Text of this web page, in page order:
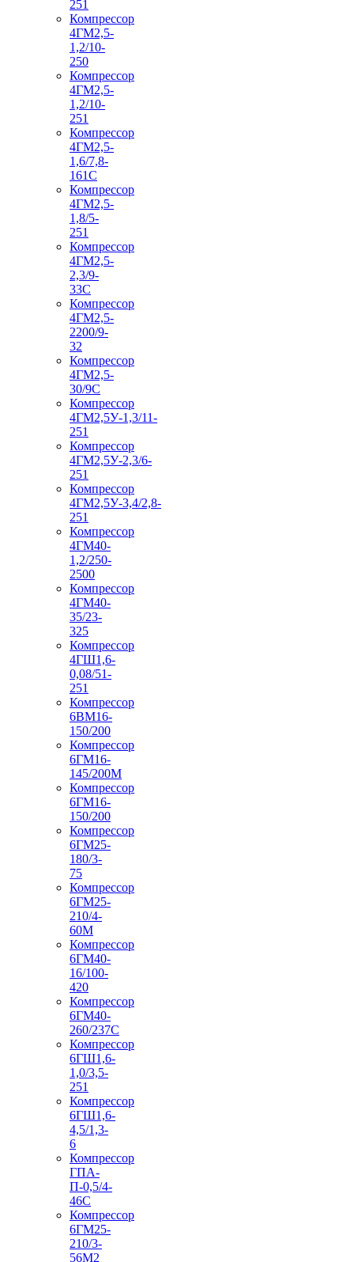
251
Компрессор
4ГМ2,5-
1,2/10-
250
Компрессор
4ГМ2,5-
1,2/10-
251
Компрессор
4ГМ2,5-
1,6/7,8-
161С
Компрессор
4ГМ2,5-
1,8/5-
251
Компрессор
4ГМ2,5-
2,3/9-
33С
Компрессор
4ГМ2,5-
2200/9-
32
Компрессор
4ГМ2,5-
30/9С
Компрессор
4ГМ2,5У-1,3/11-
251
Компрессор
4ГМ2,5У-2,3/6-
251
Компрессор
4ГМ2,5У-3,4/2,8-
251
Компрессор
4ГМ40-
1,2/250-
2500
Компрессор
4ГМ40-
35/23-
325
Компрессор
4ГШ1,6-
0,08/51-
251
Компрессор
6ВМ16-
150/200
Компрессор
6ГМ16-
145/200М
Компрессор
6ГМ16-
150/200
Компрессор
6ГМ25-
180/3-
75
Компрессор
6ГМ25-
210/4-
60М
Компрессор
6ГМ40-
16/100-
420
Компрессор
6ГМ40-
260/237C
Компрессор
6ГШ1,6-
1,0/3,5-
251
Компрессор
6ГШ1,6-
4,5/1,3-
6
Компрессор
ГПА-
П-0,5/4-
46С
Компрессор
6ГМ25-
210/3-
56М2